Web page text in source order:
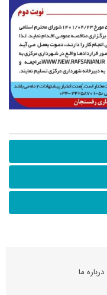
درباره ما